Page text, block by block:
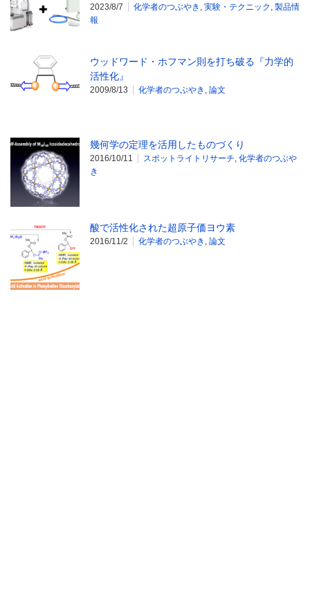
2023/8/7 化学者のつぶやき , 実験・テクニック , 製品情
報
ウッドワード・ホフマン則を打ち破る『力学的
活性化』
2009/8/13 化学者のつぶやき , 論文
幾何学の定理を活用したものづくり
2016/10/11 スポットライトリサーチ, 化学者のつぶや
き
酸で活性化された超原子価ヨウ素
2016/11/2 化学者のつぶやき , 論文